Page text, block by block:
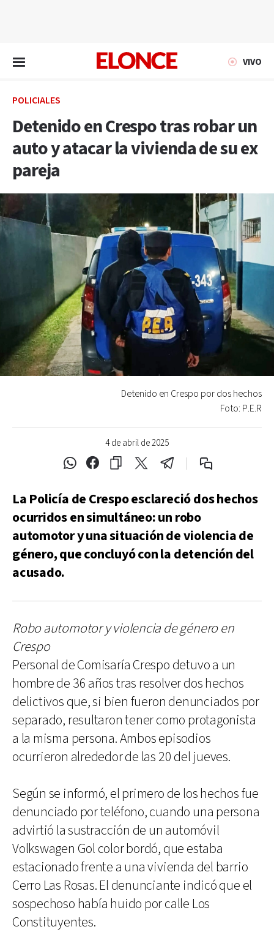
VIVO
POLICIALES
Detenido en Crespo tras robar un
auto y atacar la vivienda de su ex
pareja
4 de abril de 2025
Detenido en Crespo por dos hechos
Foto: P.E.R
La Policía de Crespo esclareció dos hechos
ocurridos en simultáneo: un robo
automotor y una situación de violencia de
género, que concluyó con la detención del
acusado.
Robo automotor y violencia de género en
Crespo
Personal de Comisaría Crespo detuvo a un
hombre de 36 años tras resolver dos hechos
delictivos que, si bien fueron denunciados por
separado, resultaron tener como protagonista
a la misma persona. Ambos episodios
ocurrieron alrededor de las 20 del jueves.
Según se informó, el primero de los hechos fue
denunciado por teléfono, cuando una persona
advirtió la sustracción de un automóvil
Volkswagen Gol color bordó, que estaba
estacionado frente a una vivienda del barrio
Cerro Las Rosas. El denunciante indicó que el
sospechoso había huido por calle Los
Constituyentes.